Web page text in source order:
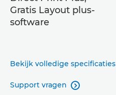
Gratis Layout plus-
software
Bekijk volledige specificaties
Support vragen 